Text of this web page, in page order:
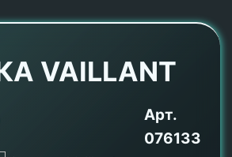
VAILLANT
Арт.
076133